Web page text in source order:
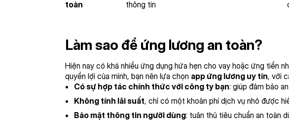
toàn
thông tin
Làm sao để ứng lương an toàn?
Hiện nay có khá nhiều ứng dụng hứa hẹn cho vay hoặc ứng tiền
quyền lợi của mình, bạn nên lựa chọn app ứng lương uy tín, với
Có sự hợp tác chính thức với công ty bạn: giúp đảm bảo
Không tính lãi suất, chỉ có một khoản phí dịch vụ nhỏ được
Bảo mật thông tin người dùng: tuân thủ tiêu chuẩn an toàn